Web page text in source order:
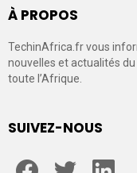
À PROPOS
TechinAfrica.fr vous
nouvelles et actualités
toute l’Afrique.
SUIVEZ-NOUS